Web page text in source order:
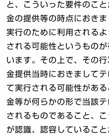
と、こういった要件のこ
金の提供等の時点におき
実行のために利用される
される可能性というもの
います。その上で、その
金提供当時におきまして
て実行される可能性があ
金等が何らかの形で当該
されるものであること、
が認識、認容していること